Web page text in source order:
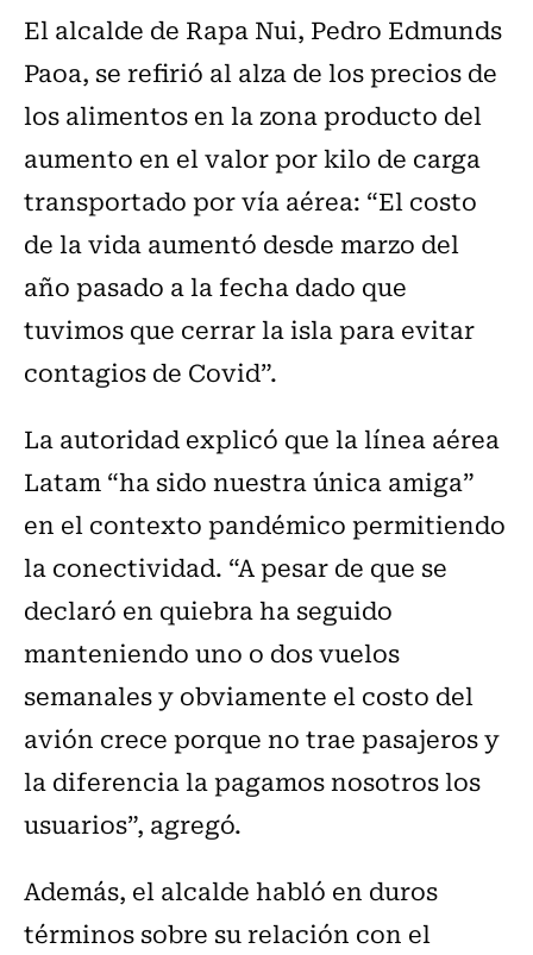
El alcalde de Rapa Nui, Pedro Edmunds
Paoa, se refirió al alza de los precios de
los alimentos en la zona producto del
aumento en el valor por kilo de carga
transportado por vía aérea: “El costo
de la vida aumentó desde marzo del
año pasado a la fecha dado que
tuvimos que cerrar la isla para evitar
contagios de Covid”.
La autoridad explicó que la línea aérea
Latam “ha sido nuestra única amiga”
en el contexto pandémico permitiendo
la conectividad. “A pesar de que se
declaró en quiebra ha seguido
manteniendo uno o dos vuelos
semanales y obviamente el costo del
avión crece porque no trae pasajeros y
la diferencia la pagamos nosotros los
usuarios”, agregó.
Además, el alcalde habló en duros
términos sobre su relación con el